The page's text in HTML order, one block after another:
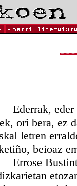
eder
ori bera, ez
letren
beioaz